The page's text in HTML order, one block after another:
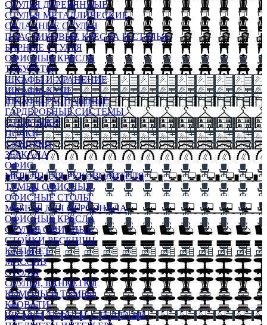
СТУЛЬЯ ДЕРЕВЯННЫЕ
СТУЛЬЯ МЕТАЛЛИЧЕСКИЕ
СКЛАДНЫЕ СТУЛЬЯ
ПЛАСТИКОВЫЕ КРЕСЛА И СТУЛЬЯ
БАРНЫЕ СТУЛЬЯ
ОФИСНЫЕ КРЕСЛА
ТАБУРЕТЫ
ШКАФЫ И ХРАНЕНИЕ
ШКАФЫ-КУПЕ
ШКАФЫ-РАСПАШНЫЕ
ГАРДЕРОБНЫЕ СИСТЕМЫ
СТЕЛЛАЖИ
ПОЛКИ
СУНДУКИ
ЗЕРКАЛА
ОФИС
МЕБЕЛЬ ДЛЯ РУКОВОДИТЕЛЯ
ТУМБЫ ОФИСНЫЕ
ОФИСНЫЕ СТОЛЫ
МЕБЕЛЬ ДЛЯ ПЕРСОНАЛА
ОФИСНЫЕ КРЕСЛА
СТУЛЬЯ ОФИСНЫЕ
СТОЙКИ РЕСЕПШН
КАБИНЕТ
МАССИВ
СТОЛЫ
СТУЛЬЯ, БАНКЕТКИ
КОМОДЫ И ТУМБЫ
КРОВАТИ
ШКАФЫ, БУФЕТЫ, СТЕЛЛАЖИ